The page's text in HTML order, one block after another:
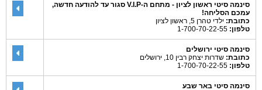
סינמה סיטי ראשון לציון - מתחם ה-V.I.P סגור עד להודעה חדשה,
עמכם הסליחה!
כתובת: ילדי טהרן 5, ראשון לציון
טלפון:
סינמה סיטי ירושלים
כתובת: שדרות יצחק רבין 10, ירושלים
טלפון:
סינמה סיטי באר שבע